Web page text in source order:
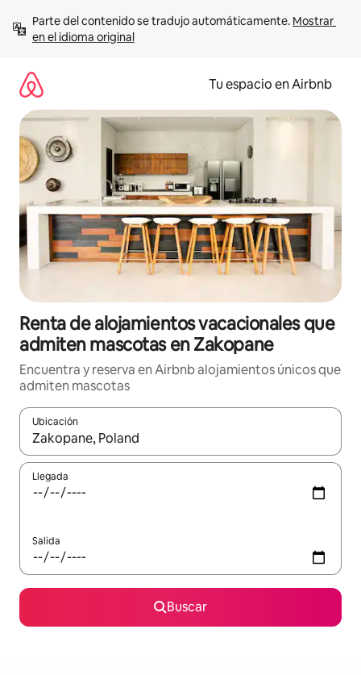
contenido
Parte del contenido se tradujo automáticamente. Mostrar
en el idioma original
Tu espacio en Airbnb
Renta de alojamientos vacacionales que
admiten mascotas en Zakopane
Encuentra y reserva en Airbnb alojamientos únicos que
admiten mascotas
Ubicación
Cuando los resultados estén disponibles, podrás navegar
Llegada
Salida
Buscar